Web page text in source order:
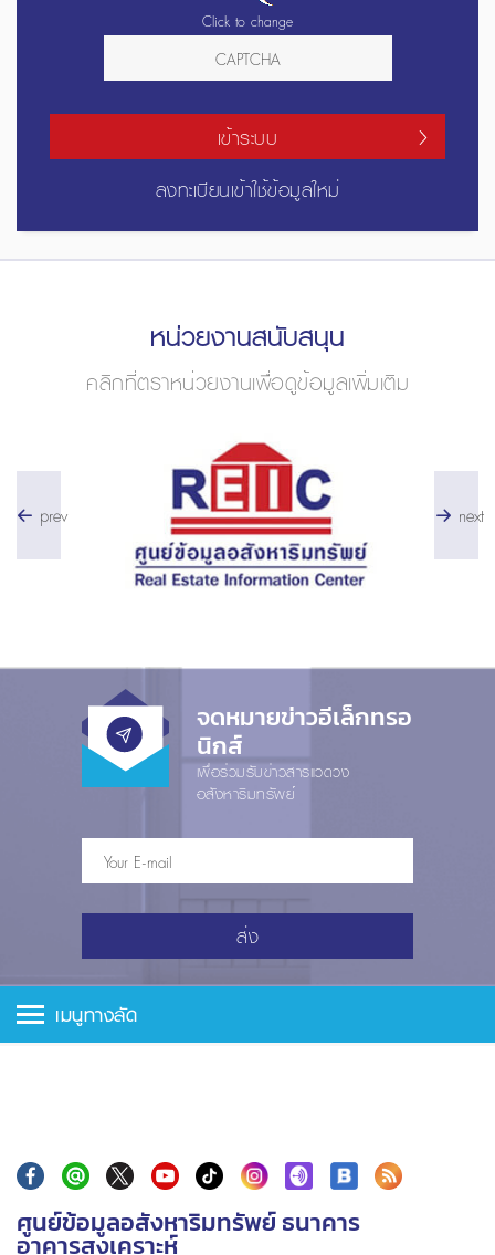
Click to change
เข้าระบบ
ลงทะเบียนเข้าใช้ข้อมูลใหม่
หน่วยงานสนับสนุน
คลิกที่ตราหน่วยงานเพื่อดูข้อมูลเพิ่มเติม
prev next
จดหมายข่าวอีเล็กทรอ
นิกส์
เพื่อร่วมรับข่าวสารแวดวง
อสังหาริมทรัพย์
ส่ง
เมนูทางลัด
ศูนย์ข้อมูลอสังหาริมทรัพย์ ธนาคาร
อาคารสงเคราะห์